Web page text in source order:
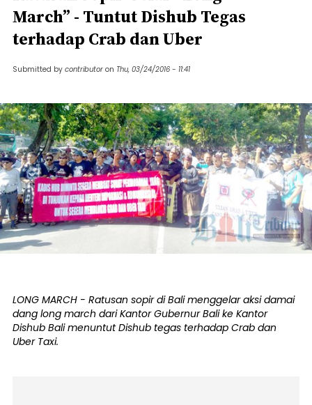
March” - Tuntut Dishub Tegas
terhadap Crab dan Uber
Submitted by contributor on Thu, 03/24/2016 - 11:41
LONG MARCH - Ratusan sopir di Bali menggelar aksi damai
dang long march dari Kantor Gubernur Bali ke Kantor
Dishub Bali menuntut Dishub tegas terhadap Crab dan
Uber Taxi.